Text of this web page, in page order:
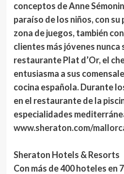
conceptos de Anne
paraíso de los niños, con su
zona de juegos, también
clientes más jóvenes nunca
restaurante Plat d’Or, el
entusiasma a sus
cocina española. Durante
en el restaurante de la
especialidades
www.sheraton.com/
Sheraton Hotels & Resorts
Con más de 400 hoteles en